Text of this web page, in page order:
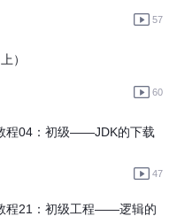
57
）
60
程04：初级——JDK的下载
47
程21：初级工程——逻辑的